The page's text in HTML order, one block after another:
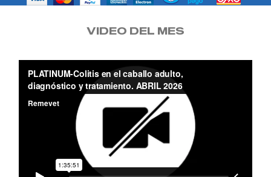
VIDEO DEL MES